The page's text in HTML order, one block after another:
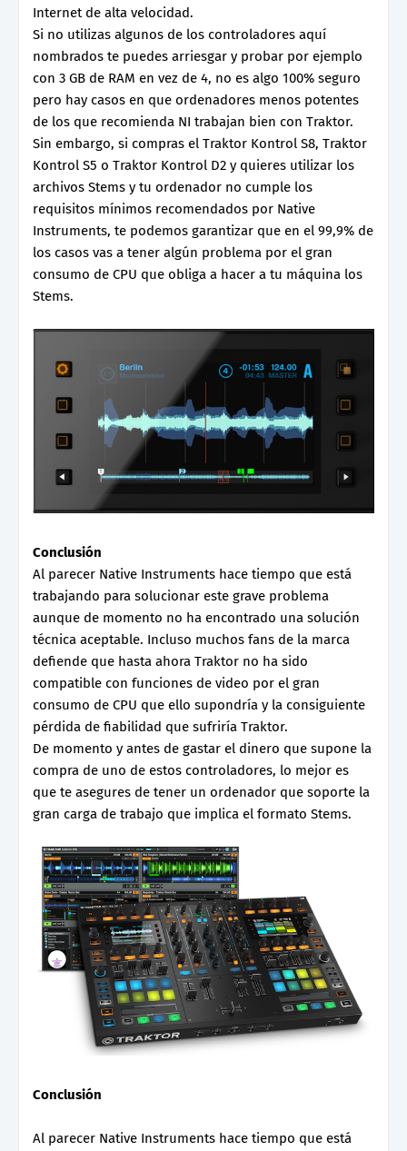
Internet de alta velocidad.
Si no utilizas algunos de los controladores aquí
nombrados te puedes arriesgar y probar por ejemplo
con 3 GB de RAM en vez de 4, no es algo 100% seguro
pero hay casos en que ordenadores menos potentes
de los que recomienda NI trabajan bien con Traktor.
Sin embargo, si compras el Traktor Kontrol S8, Traktor
Kontrol S5 o Traktor Kontrol D2 y quieres utilizar los
archivos Stems y tu ordenador no cumple los
requisitos mínimos recomendados por Native
Instruments, te podemos garantizar que en el 99,9% de
los casos vas a tener algún problema por el gran
consumo de CPU que obliga a hacer a tu máquina los
Stems.
Conclusión
Al parecer Native Instruments hace tiempo que está
trabajando para solucionar este grave problema
aunque de momento no ha encontrado una solución
técnica aceptable. Incluso muchos fans de la marca
defiende que hasta ahora Traktor no ha sido
compatible con funciones de video por el gran
consumo de CPU que ello supondría y la consiguiente
pérdida de fiabilidad que sufriría Traktor.
De momento y antes de gastar el dinero que supone la
compra de uno de estos controladores, lo mejor es
que te asegures de tener un ordenador que soporte la
gran carga de trabajo que implica el formato Stems.
Conclusión
Al parecer Native Instruments hace tiempo que está